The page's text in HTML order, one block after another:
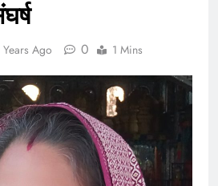
Years Ago 0 1 Mins